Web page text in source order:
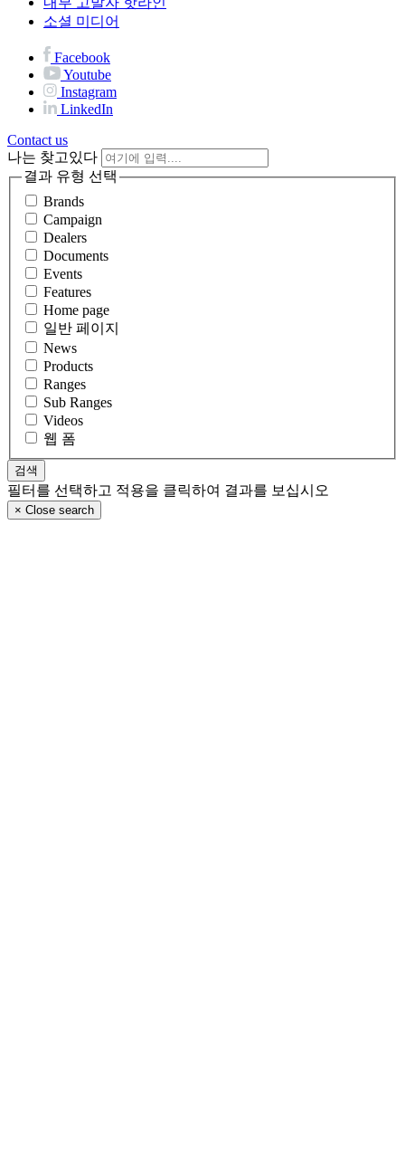
소셜 미디어
Facebook
Youtube
Instagram
LinkedIn
Contact us
나는 찾고있다
결과 유형 선택
Brands
Campaign
Dealers
Documents
Events
Features
Home page
일반 페이지
News
Products
Ranges
Sub Ranges
Videos
웹 폼
필터를 선택하고 적용을 클릭하여 결과를 보십시오
× Close search